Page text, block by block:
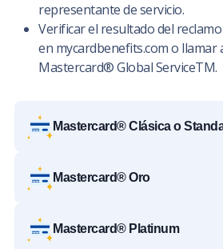
representante de servicio.
Verificar el resultado del
en mycardbenefits.com o
Mastercard® Global ServiceTM.
Mastercard® Clásica o
Mastercard® Oro
Mastercard® Platinum